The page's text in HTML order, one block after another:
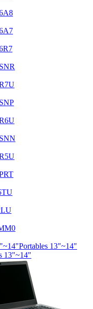
Portables 13"~14"
13"~14"